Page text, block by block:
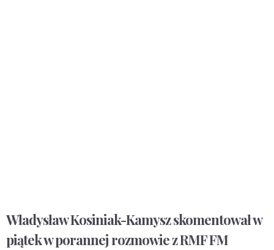
Władysław Kosiniak-Kamysz skomentował w
piątek w porannej rozmowie z RMF FM